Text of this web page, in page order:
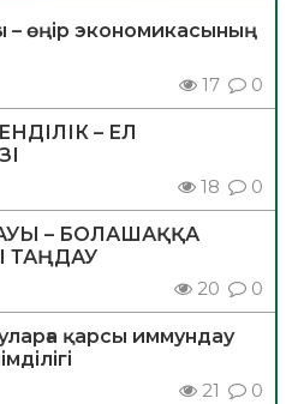
өңір экономикасының
17 0
– ЕЛ
18 0
– БОЛАШАҚҚА
ТАҢДАУ
20 0
қарсы иммундау
21 0